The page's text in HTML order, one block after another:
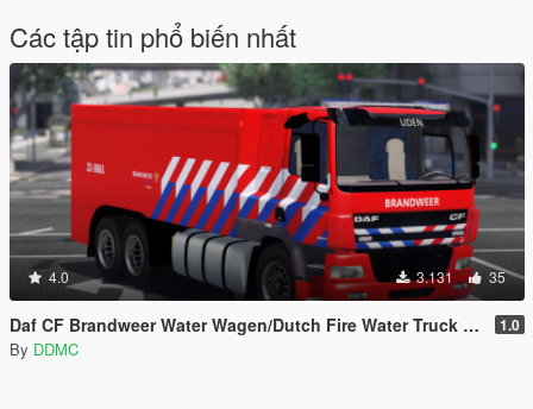
Các tập tin phổ biến nhất
4.0 3.131 35
Daf CF Brandweer Water Wagen/Dutch Fire Water Truck [BETA] [4K] [REFLECTIVE] 1.0
By DDMC